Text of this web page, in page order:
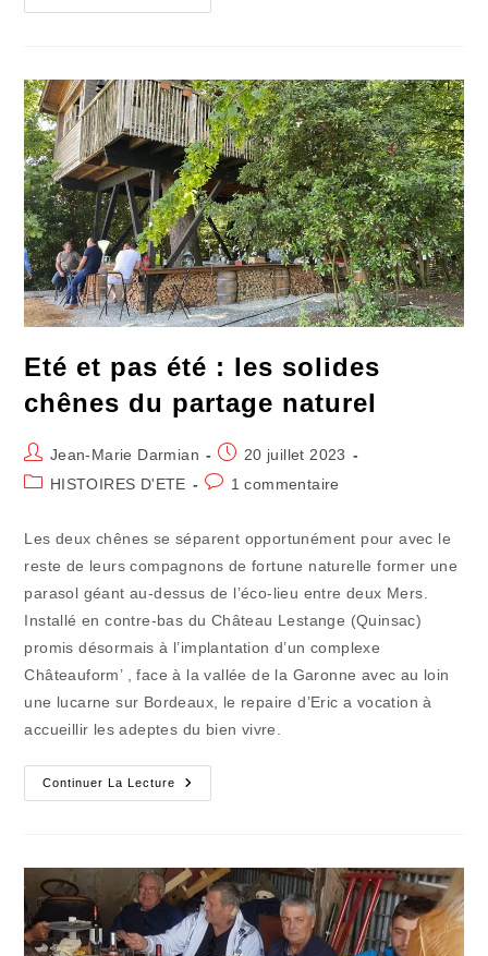
Ou
Retenue,
Frustration
Eté et pas été : les solides
chênes du partage naturel
Auteur/autrice
de
Jean-Marie Darmian
Publication
publiée :
20 juillet 2023
PostHISTOIRES D'ETE
Commentaires
publication :
1 commentaire
Les deux chênes se séparent opportunément pour avec le
reste de leurs compagnons de fortune naturelle former une
parasol géant au-dessus de l’éco-lieu entre deux Mers.
Installé en contre-bas du Château Lestange (Quinsac)
promis désormais à l’implantation d’un complexe
Châteauform’ , face à la vallée de la Garonne avec au loin
une lucarne sur Bordeaux, le repaire d’Eric a vocation à
accueillir les adeptes du bien vivre.
Continuer La Lecture
Eté
Et
Solides
Chênes
Du
Partage
Naturel